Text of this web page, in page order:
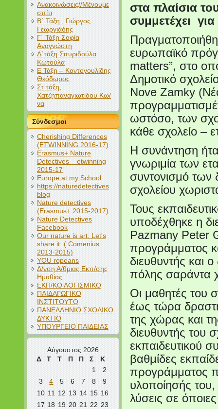
Ανακοινώσεις//Μένουμε
σπίτι
Β΄ Τάξη , Γιώργος
Γεωργιάδης
Γ΄ Τάξη Σοφία
Αναγνώστη
Δ΄τάξη Σπυριδούλα
Κωτούλα
Ε Τάξη – Κοντογουλίδης
Θεόδωρος
Στ τάξη,
Χατζηπαναγιωτίδου Κω/
να
Σύνδεσμοι
Cherishing Differences
(ETWINNING 2016-17)
Erasmus+ Nature
Detectives – etwinning
2015-17
Europe at my School
https://naturedetectives
blog
Nature detectives
(Erasmus+ 2015-2017)
Nature Detectives
Facebook
Our nature is art. Let's
share it. ( Comenius
2013-2015)
YOU ropeans
Δ/νση Α/θμιας Εκπ/σης
Ημαθίας
ΕΚΠ/ΚΟ ΛΟΓΙΣΜΙΚΟ
ΠΑΙΔΑΓΩΓΙΚΟ
ΙΝΣΤΙΤΟΥΤΟ
ΠΑΝΕΛΛΗΝΙΟ ΣΧΟΛΙΚΟ
ΔΥΚΤΙΟ
ΥΠΟΥΡΓΕΙΟ ΠΑΙΔΕΙΑΣ
Αύγουστος 2026
Δ
Τ Τ Π Π Σ Κ
1
2
3
4 5 6 7 8
9
10 11 12 13 14 15 16
17 18 19 20 21 22 23
στα πλαίσια
συμμετέχει
ευρωπαϊκό
matters”, στο
Δημοτικό
Nove Zamky
ωστόσο, των
κάθε σχολείο –
Η συνάντηση
γνωριμία των
συντονισμό των
σχολείου
Τους
υποδέχθηκε η
Pazmany Peter
προγράμματος
διευθυντής και
πόλης σαράντα
Οι μαθητές του
έως τώρα
της χώρας και
διευθυντής του
εκπαιδευτικού
βαθμίδες
προγράμματος
υλοποίησής
λύσεις σε